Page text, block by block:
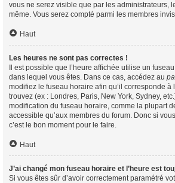
vous ne serez visible que par les administrateurs,
même. Vous serez compté parmi les membres
Haut
Les heures ne sont pas correctes !
Il est possible que l’heure affichée utilise un
dans lequel vous êtes. Dans ce cas, accédez au
modifiez le fuseau horaire afin qu’il corresponde à
trouvez (ex : Londres, Paris, New York, Sydney,
modification du fuseau horaire, comme la plupart
accessible qu’aux membres du forum. Donc si
c’est le bon moment pour le faire.
Haut
J’ai changé mon fuseau horaire et l’heure est
Si vous êtes sûr d’avoir correctement paramétré